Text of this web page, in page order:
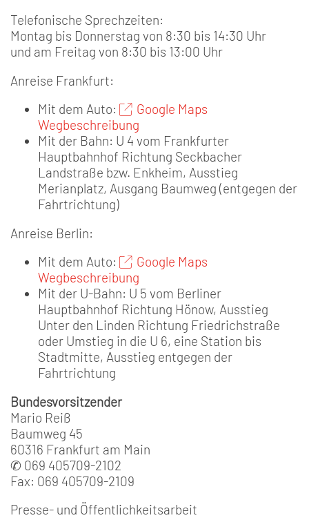
Telefonische Sprechzeiten:
Montag bis Donnerstag von 8:30 bis 14:30 Uhr
und am Freitag von 8:30 bis 13:00 Uhr
Anreise Frankfurt:
Mit dem Auto:
Google Maps
Wegbeschreibung
Mit der Bahn: U 4 vom Frankfurter
Hauptbahnhof Richtung Seckbacher
Landstraße bzw. Enkheim, Ausstieg
Merianplatz, Ausgang Baumweg (entgegen der
Fahrtrichtung)
Anreise Berlin:
Mit dem Auto:
Google Maps
Wegbeschreibung
Mit der U-Bahn: U 5 vom Berliner
Hauptbahnhof Richtung Hönow, Ausstieg
Unter den Linden Richtung Friedrichstraße
oder Umstieg in die U 6, eine Station bis
Stadtmitte, Ausstieg entgegen der
Fahrtrichtung
Bundesvorsitzender
Mario Reiß
Baumweg 45
60316 Frankfurt am Main
✆ 069 405709-2102
Fax: 069 405709-2109
Presse- und Öffentlichkeitsarbeit